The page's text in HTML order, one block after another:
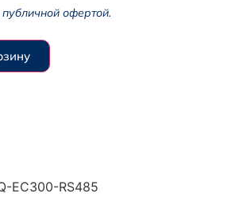
офертой.
EC300-RS485